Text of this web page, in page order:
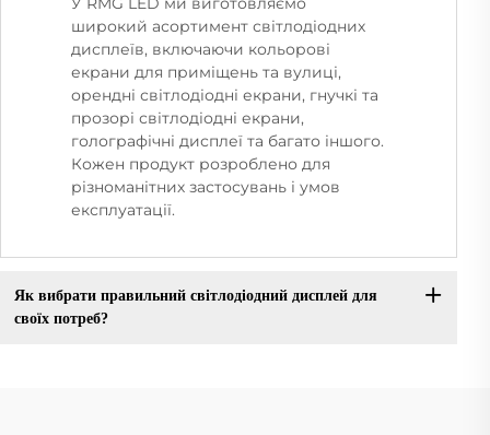
широкий асортимент світлодіодних
дисплеїв, включаючи кольорові
екрани для приміщень та вулиці,
орендні світлодіодні екрани, гнучкі та
прозорі світлодіодні екрани,
голографічні дисплеї та багато іншого.
Кожен продукт розроблено для
різноманітних застосувань і умов
експлуатації.
Як вибрати правильний світлодіодний дисплей для
своїх потреб?